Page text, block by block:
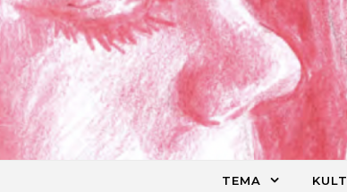
Skip to content
TEMA